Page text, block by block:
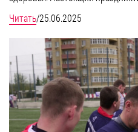
Читать/25.06.2025